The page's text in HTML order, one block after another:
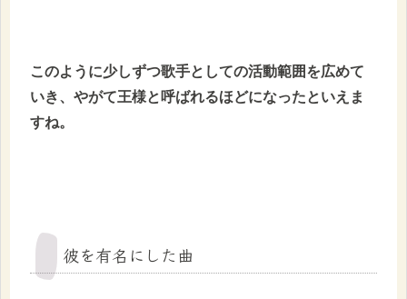
このように少しずつ歌手としての活動範囲を広めて
いき、やがて王様と呼ばれるほどになったといえま
すね。
彼を有名にした曲